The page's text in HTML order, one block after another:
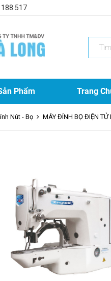
517
Phẩm Trang
Nút - Bọ MÁY ĐÍNH BỌ ĐIỆN TỬ